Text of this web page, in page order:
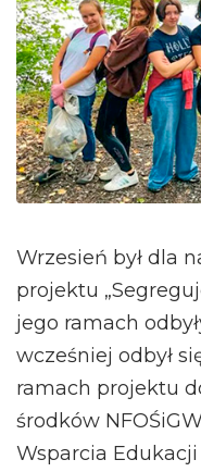
Wrzesień był dla
projektu
jego ramach
wcześniej odbył
ramach projektu
środków
Wsparcia